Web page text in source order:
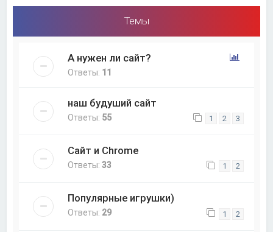
Темы
А нужен ли сайт?
Ответы: 11
наш будуший сайт
Ответы: 55 1 2 3
Сайт и Chrome
Ответы:33 1 2
Популярные игрушки)
Ответы: 29 1 2